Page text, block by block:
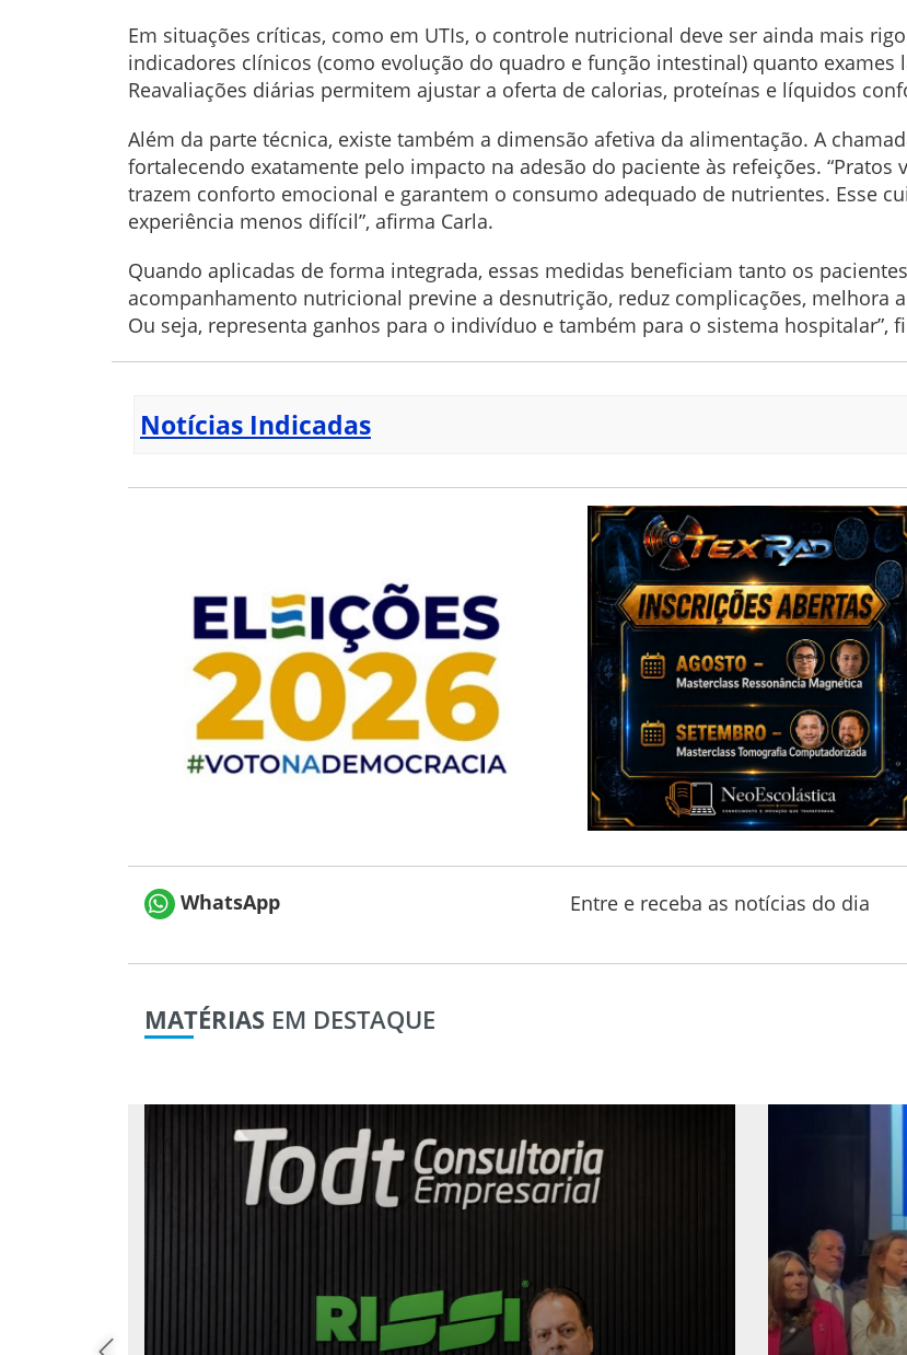
Em situações críticas, como em UTIs, o controle nutricional deve ser ainda mais
indicadores clínicos (como evolução do quadro e função intestinal) quanto
Reavaliações diárias permitem ajustar a oferta de calorias, proteínas e líquidos
Além da parte técnica, existe também a dimensão afetiva da alimentação. A
fortalecendo exatamente pelo impacto na adesão do paciente às refeições.
trazem conforto emocional e garantem o consumo adequado de nutrientes. Esse
experiência menos difícil”, afirma Carla.
Quando aplicadas de forma integrada, essas medidas beneficiam tanto os
acompanhamento nutricional previne a desnutrição, reduz complicações, melhora
Ou seja, representa ganhos para o indivíduo e também para o sistema hospitalar”,
Notícias Indicadas
WhatsApp Entre e receba as notícias do dia
MATÉRIAS EM DESTAQUE